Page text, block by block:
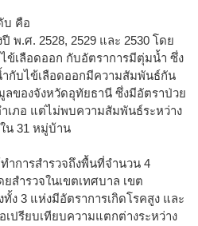
บ คือ
พ.ศ. 2528, 2529 และ 2530 โดย
ข้เลือดออก กับอัตราการมีตุ่มน้ำ ซึ่ง
กับไข้เลือดออกมีความสัมพันธ์กัน
ของจังหวัดอุทัยธานี ซึ่งมีอัตราป่วย
เภอ แต่ไม่พบความสัมพันธ์ระหว่าง
น 31 หมู่บ้าน
การสำรวจถึงพื้นที่จำนวน 4
สำรวจในเขตเทศบาล เขต
3 แห่งมีอัตราการเกิดโรคสูง และ
ปรียบเทียบความแตกต่างระหว่าง